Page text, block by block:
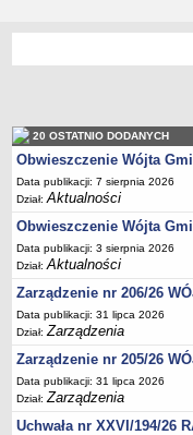
Lokalizacja
Insygnia gminy
Dane statystyczne
Zadania publiczne
Związki i stowarzyszenia
Realizacja zadań
Rejestr zbiorów danych
Rejestr instytucji
RODO Klauzule
AKTUALNOŚCI I OGŁOSZENIA
URZĄD GMINY
20 OSTATNIO DODANYCH
Obwieszczenie Wójta
Data publikacji: 7 sierpnia 2026
Dział:Aktualności
Obwieszczenie Wójta
Data publikacji: 3 sierpnia 2026
Dział:Aktualności
Zarządzenie nr 206/26
Data publikacji: 31 lipca 2026
Dział:Zarządzenia
Zarządzenie nr 205/26
Data publikacji: 31 lipca 2026
Dział:Zarządzenia
Uchwała nr XXVI/194/26